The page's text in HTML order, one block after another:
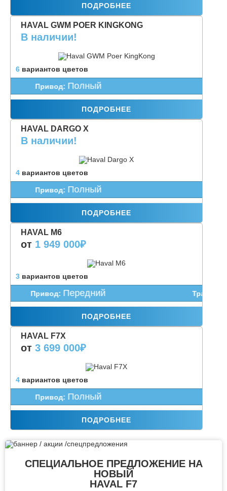
ПОДРОБНЕЕ
HAVAL GWM POER KINGKONG
В наличии!
6 вариантов цветов
Привод:Полный
ПОДРОБНЕЕ
HAVAL DARGO X
В наличии!
4 вариантов цветов
Привод:Полный
ПОДРОБНЕЕ
HAVAL M6
от 1 949 000₽
3 вариантов цветов
Привод:Передний
ПОДРОБНЕЕ
HAVAL F7X
от 3 699 000₽
4 вариантов цветов
Привод:Полный
ПОДРОБНЕЕ
СПЕЦИАЛЬНОЕ ПРЕДЛОЖЕНИЕ НА
НОВЫЙ
HAVAL F7